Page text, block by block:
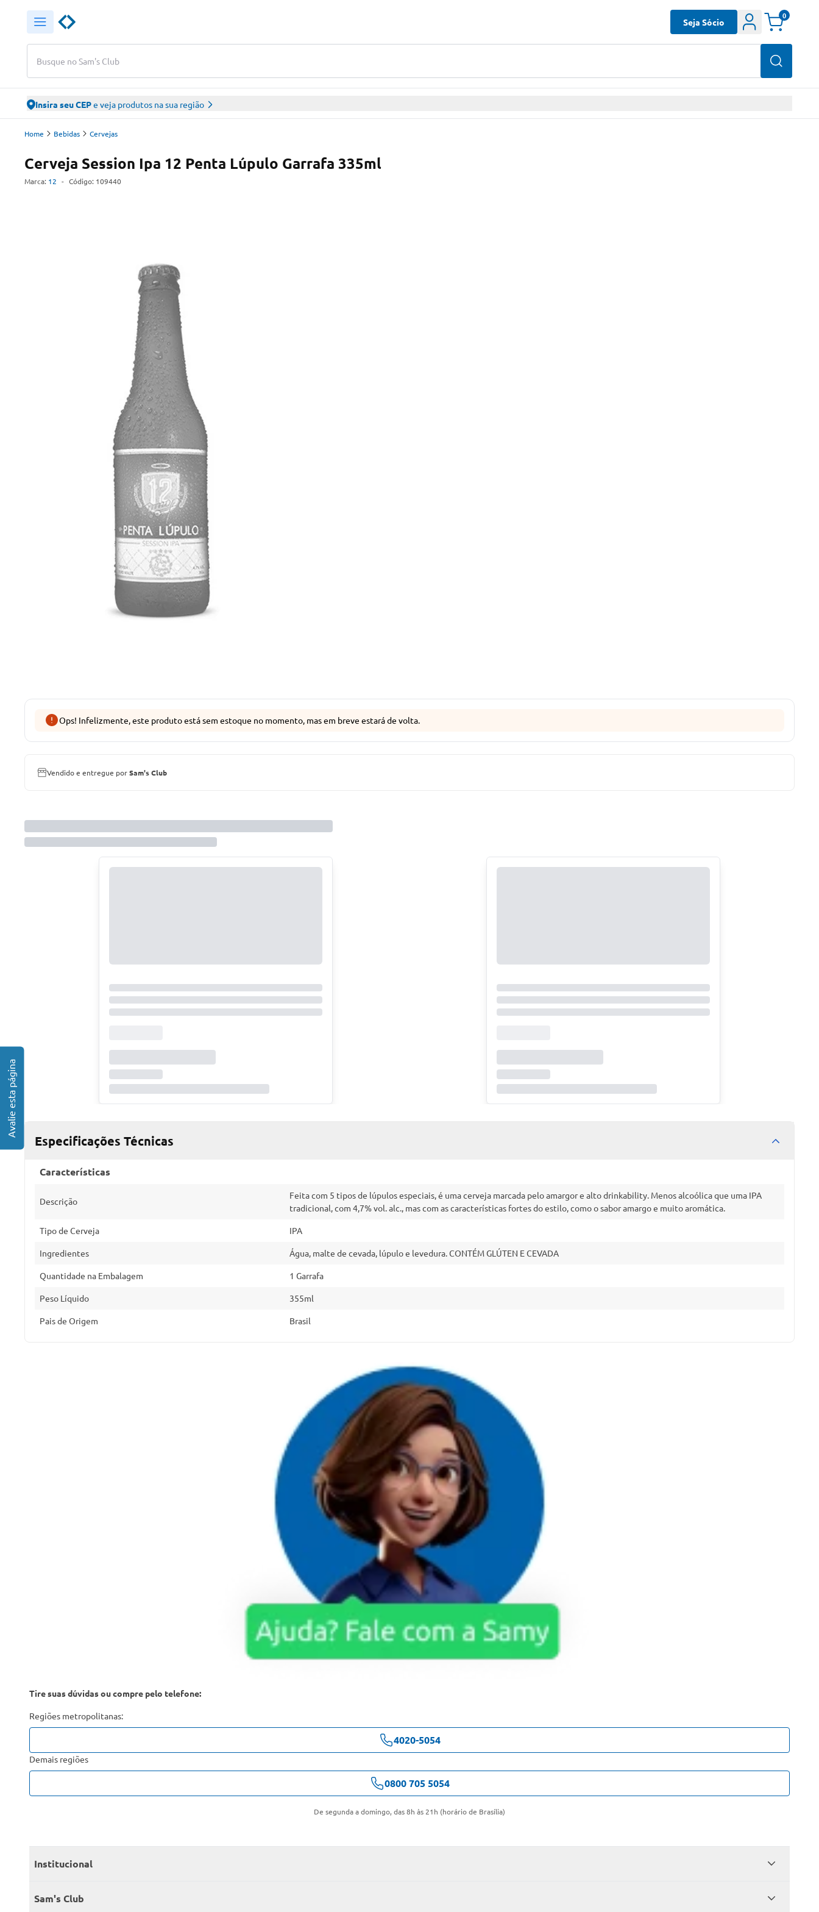
Busque no Sam's Club
Seja Sócio
0
Insira seu CEPe veja produtos na sua região
Home Bebidas Cervejas
Cerveja Session Ipa 12 Penta Lúpulo Garrafa 335ml
Marca: 12 - Código: 109440
Ops! Infelizmente, este produto está sem estoque no momento, mas em breve estará de volta.
Vendido e entregue porSam's Club
Especificações Técnicas
Características
Descrição
Feita com 5 tipos de lúpulos especiais, é uma cerveja marcada pelo amargor e alto drinkability. Menos alcoólica que uma IPA
tradicional, com 4,7% vol. alc., mas com as características fortes do estilo, como o sabor amargo e muito aromática.
Tipo de Cerveja IPA
Ingredientes Água, malte de cevada, lúpulo e levedura. CONTÉM GLÚTEN E CEVADA
Quantidade na Embalagem 1 Garrafa
Peso Líquido 355ml
Pais de Origem Brasil
Tire suas dúvidas ou compre pelo telefone:
Regiões metropolitanas:
4020-5054
Demais regiões
0800 705 5054
De segunda a domingo, das 8h às 21h (horário de Brasília)
Institucional
Quem somos
Sam's Club